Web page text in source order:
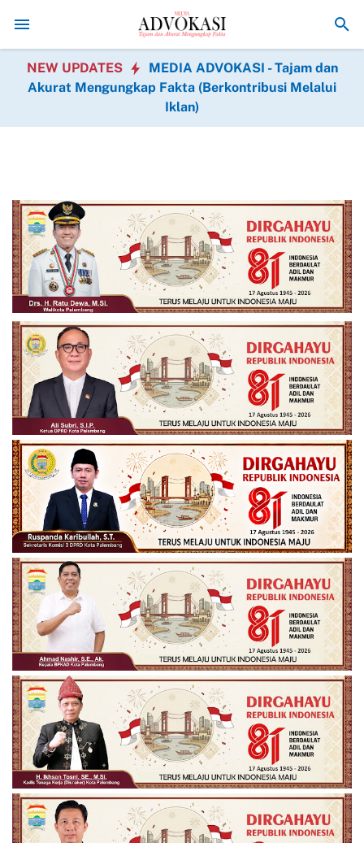
Operasi Gratis Hadir dalam BAKTIKES HUT Ke-1 Kodam XIX
NEW UPDATES
MEDIA ADVOKASI - Tajam dan
Akurat Mengungkap Fakta (Berkontribusi Melalui
Iklan)